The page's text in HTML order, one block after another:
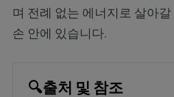
며 전례 없는 에너지로 살아
손 안에 있습니다.
🔍출처 및 참조